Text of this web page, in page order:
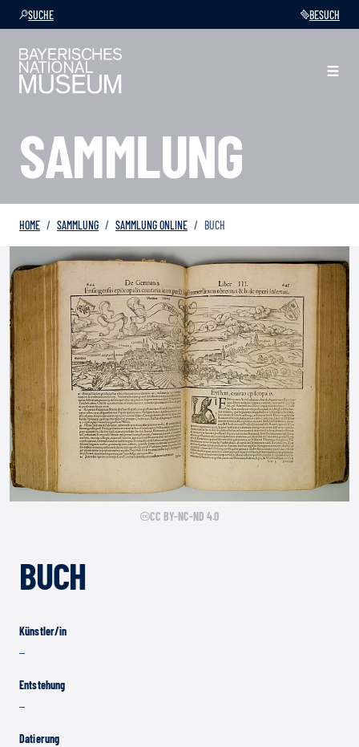
SUCHE BESUCH
SAMMLUNG
HOME SAMMLUNG SAMMLUNG ONLINE BUCH
CC BY-NC-ND 4.0
BUCH
Künstler/in
–
Entstehung
–
Datierung